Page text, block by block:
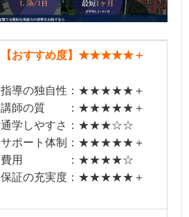
【おすすめ度】★★★★★＋
指導の独自性：★★★★★＋
講師の質 ：★★★★★＋
通学しやすさ：★★★☆☆
サポート体制：★★★★★＋
費用 ：★★★★☆
保証の充実度：★★★★★＋